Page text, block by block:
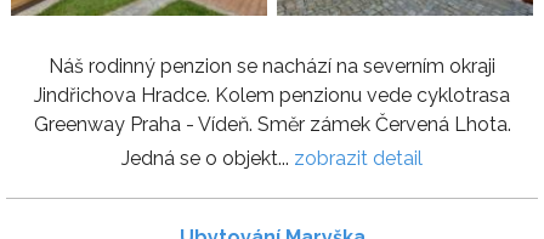
Náš rodinný penzion se nachází na severním okraji
Jindřichova Hradce. Kolem penzionu vede cyklotrasa
Greenway Praha - Vídeň. Směr zámek Červená Lhota.
Jedná se o objekt... zobrazit detail